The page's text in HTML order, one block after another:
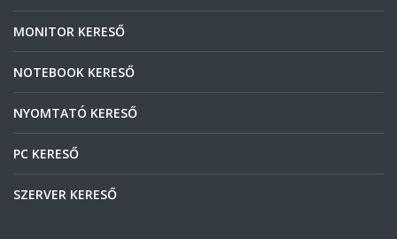
MONITOR KERESŐ
NOTEBOOK KERESŐ
NYOMTATÓ KERESŐ
PC KERESŐ
SZERVER KERESŐ